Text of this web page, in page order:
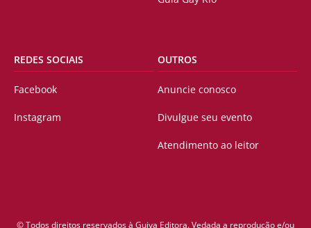
REDES SOCIAIS
Facebook
Instagram
OUTROS
Anuncie conosco
Divulgue seu evento
Atendimento ao leitor
© Todos direitos reservados à Guiya Editora. Vedada a reprodução e/ou